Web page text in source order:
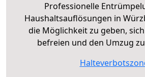
Professionelle
Haushaltsauflösungen in
die Möglichkeit zu geben,
befreien und den Umzug